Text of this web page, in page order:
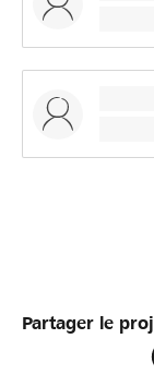
Partager le